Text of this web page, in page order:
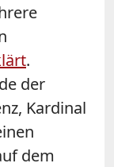
.
der
Kardinal
dem